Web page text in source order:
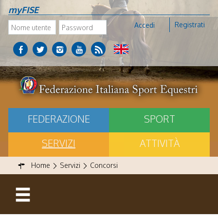
myFISE
Accedi Registrati
FEDERAZIONE
SPORT
SERVIZI
ATTIVITÀ
Home Servizi Concorsi